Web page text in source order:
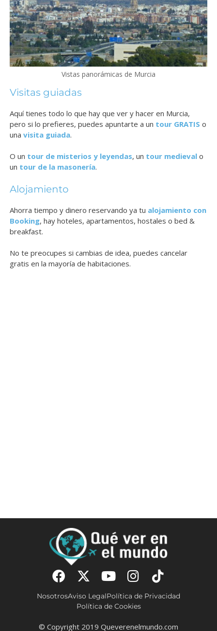
Vistas panorámicas de Murcia
Visitas guiadas
Aquí tienes todo lo que hay que ver y hacer en Murcia,
pero si lo prefieres, puedes apuntarte a un tour GRATIS o
una visita guiada.
O un tour de misterios y leyendas, un tour medieval o
un tour de la masonería.
Alojamiento
Ahorra tiempo y dinero reservando ya tu alojamiento con
Booking, hay hoteles, apartamentos, hostales o bed &
breakfast.
No te preocupes si cambias de idea, puedes cancelar
gratis en la mayoría de habitaciones.
NosotrosAviso LegalPolítica de Privacidad
Política de Cookies
© Copyright 2019 Queverenelmundo.com